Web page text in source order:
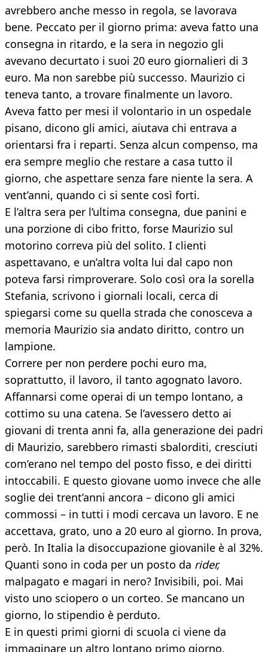
avrebbero anche messo in regola, se lavorava
bene. Peccato per il giorno prima: aveva fatto una
consegna in ritardo, e la sera in negozio gli
avevano decurtato i suoi 20 euro giornalieri di 3
euro. Ma non sarebbe più successo. Maurizio ci
teneva tanto, a trovare finalmente un lavoro.
Aveva fatto per mesi il volontario in un ospedale
pisano, dicono gli amici, aiutava chi entrava a
orientarsi fra i reparti. Senza alcun compenso, ma
era sempre meglio che restare a casa tutto il
giorno, che aspettare senza fare niente la sera. A
vent’anni, quando ci si sente così forti.
E l’altra sera per l’ultima consegna, due panini e
una porzione di cibo fritto, forse Maurizio sul
motorino correva più del solito. I clienti
aspettavano, e un’altra volta lui dal capo non
poteva farsi rimproverare. Solo così ora la sorella
Stefania, scrivono i giornali locali, cerca di
spiegarsi come su quella strada che conosceva a
memoria Maurizio sia andato diritto, contro un
lampione.
Correre per non perdere pochi euro ma,
soprattutto, il lavoro, il tanto agognato lavoro.
Affannarsi come operai di un tempo lontano, a
cottimo su una catena. Se l’avessero detto ai
giovani di trenta anni fa, alla generazione dei padri
di Maurizio, sarebbero rimasti sbalorditi, cresciuti
com’erano nel tempo del posto fisso, e dei diritti
intoccabili. E questo giovane uomo invece che alle
soglie dei trent’anni ancora – dicono gli amici
commossi – in tutti i modi cercava un lavoro. E ne
accettava, grato, uno a 20 euro al giorno. In prova,
però. In Italia la disoccupazione giovanile è al 32%.
Quanti sono in coda per un posto da rider,
malpagato e magari in nero? Invisibili, poi. Mai
visto uno sciopero o un corteo. Se mancano un
giorno, lo stipendio è perduto.
E in questi primi giorni di scuola ci viene da
immaginare un altro lontano primo giorno,